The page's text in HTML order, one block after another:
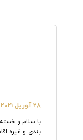
28 آوریل 2021
با سلام و
بندی و غیره